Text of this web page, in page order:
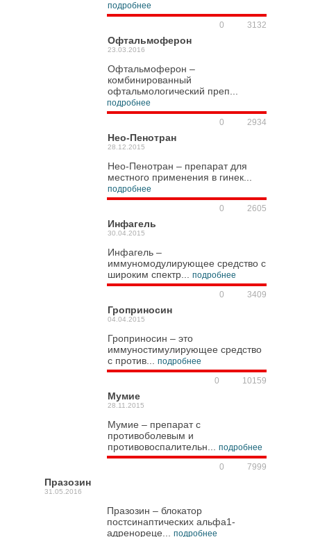
подробнее
3132
0
Офтальмоферон
23.03.2016
Офтальмоферон –
комбинированный
офтальмологический преп...
подробнее
2934
0
Нео-Пенотран
28.12.2015
Нео-Пенотран – препарат для
местного применения в гинек...
подробнее
2605
0
Инфагель
30.04.2015
Инфагель –
иммуномодулирующее средство с
широким спектр... подробнее
3409
0
Гроприносин
04.04.2015
Гроприносин – это
иммуностимулирующее средство
с против... подробнее
10159
0
Мумие
28.11.2015
Мумие – препарат с
противоболевым и
противовоспалительн... подробнее
7999
0
Празозин
31.05.2016
Празозин – блокатор
постсинаптических альфа1-
адренореце... подробнее